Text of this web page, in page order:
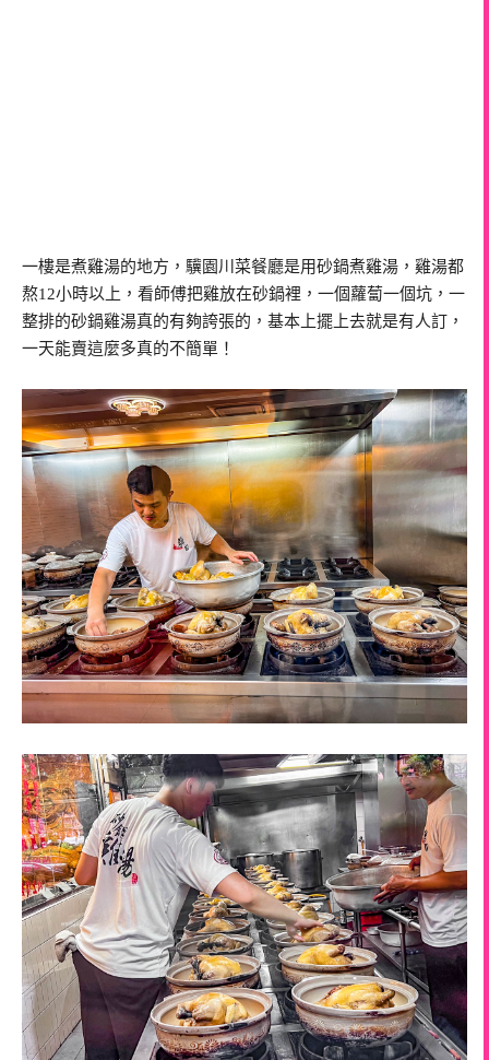
一樓是煮雞湯的地方，驥園川菜餐廳是用砂鍋煮雞湯，雞湯都
熬12小時以上，看師傅把雞放在砂鍋裡，一個蘿蔔一個坑，一
整排的砂鍋雞湯真的有夠誇張的，基本上擺上去就是有人訂，
一天能賣這麼多真的不簡單！